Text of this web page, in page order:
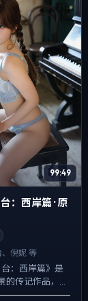
99:49
：西岸篇 · 原
倪妮 等
：西岸篇》是
的传记作品，
由宁浩执导，章